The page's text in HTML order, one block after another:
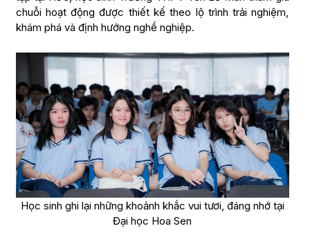
chuỗi hoạt động được thiết kế theo lộ trình trải nghiệm,
khám phá và định hướng nghề nghiệp.
Học sinh ghi lại những khoảnh khắc vui tươi, đáng nhớ tại
Đại học Hoa Sen